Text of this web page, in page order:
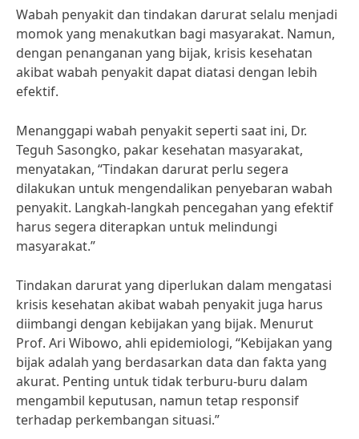
Wabah penyakit dan tindakan darurat selalu menjadi
momok yang menakutkan bagi masyarakat. Namun,
dengan penanganan yang bijak, krisis kesehatan
akibat wabah penyakit dapat diatasi dengan lebih
efektif.
Menanggapi wabah penyakit seperti saat ini, Dr.
Teguh Sasongko, pakar kesehatan masyarakat,
menyatakan, “Tindakan darurat perlu segera
dilakukan untuk mengendalikan penyebaran wabah
penyakit. Langkah-langkah pencegahan yang efektif
harus segera diterapkan untuk melindungi
masyarakat.”
Tindakan darurat yang diperlukan dalam mengatasi
krisis kesehatan akibat wabah penyakit juga harus
diimbangi dengan kebijakan yang bijak. Menurut
Prof. Ari Wibowo, ahli epidemiologi, “Kebijakan yang
bijak adalah yang berdasarkan data dan fakta yang
akurat. Penting untuk tidak terburu-buru dalam
mengambil keputusan, namun tetap responsif
terhadap perkembangan situasi.”